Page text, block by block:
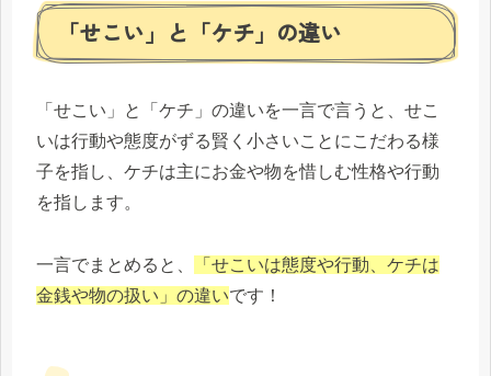
「せこい」と「ケチ」の違い
「せこい」と「ケチ」の違いを一言で言うと、せこ
いは行動や態度がずる賢く小さいことにこだわる様
子を指し、ケチは主にお金や物を惜しむ性格や行動
を指します。
一言でまとめると、
「せこいは態度や行動、ケチは
金銭や物の扱い」の違いです！